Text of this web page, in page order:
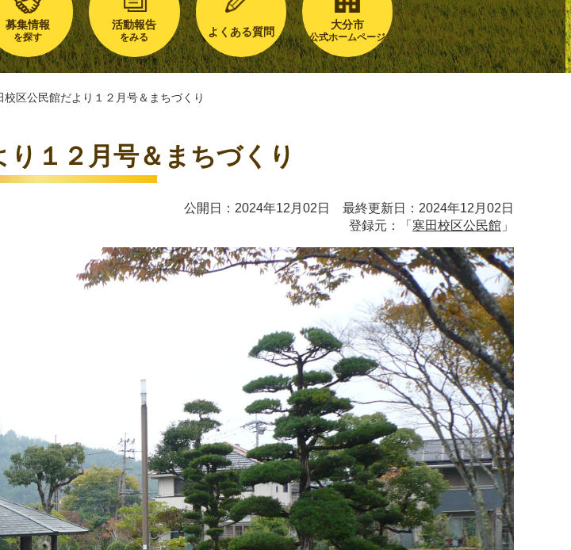
募集情報
を探す
活動報告
をみる よくある質問
大分市
公式ホームページ
校区公民館だより１２月号＆まちづくり
１２月号＆まちづくり
公開日：2024年12月02日 最終更新日：2024年12月02日
登録元：「 寒田校区公民館 」